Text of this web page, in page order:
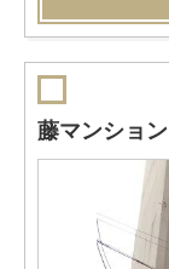
藤マンション